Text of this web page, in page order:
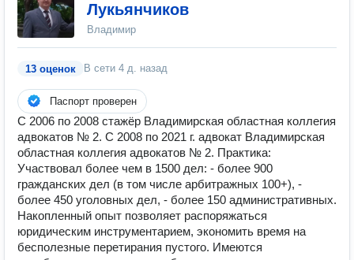
Лукьянчиков
Владимир
13 оценок В сети 4 д. назад
Паспорт проверен
С 2006 по 2008 стажёр Владимирская областная коллегия
адвокатов № 2. С 2008 по 2021 г. адвокат Владимирская
областная коллегия адвокатов № 2. Практика:
Участвовал более чем в 1500 дел: - более 900
гражданских дел (в том числе арбитражных 100+), -
более 450 уголовных дел, - более 150 административных.
Накопленный опыт позволяет распоряжаться
юридическим инструментарием, экономить время на
бесполезные перетирания пустого. Имеются